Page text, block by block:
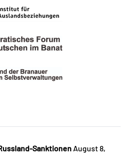
Sanktionen August 8,